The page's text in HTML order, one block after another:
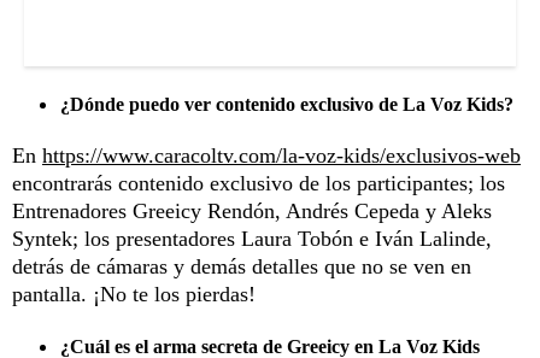
¿Dónde puedo ver contenido exclusivo de La Voz Kids?
En https://www.caracoltv.com/la-voz-kids/exclusivos-web
encontrarás contenido exclusivo de los participantes; los
Entrenadores Greeicy Rendón, Andrés Cepeda y Aleks
Syntek; los presentadores Laura Tobón e Iván Lalinde,
detrás de cámaras y demás detalles que no se ven en
pantalla. ¡No te los pierdas!
¿Cuál es el arma secreta de Greeicy en La Voz Kids